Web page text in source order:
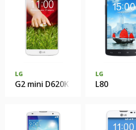
LG
G2 mini D620K
LG
L80